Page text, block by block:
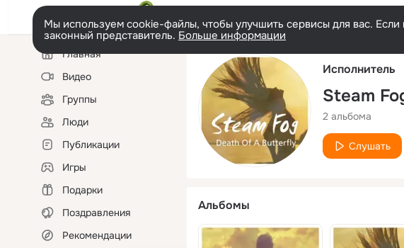
Мы используем cookie-файлы, чтобы улучшить сервисы для вас.
законный представитель. Больше информации
Левая
колонкаГлавная
Видео
Группы
Люди
Публикации
Игры
Подарки
Поздравления
Рекомендации
Исполнитель
Steam
2 альбома
Слушать
Альбомы